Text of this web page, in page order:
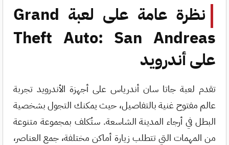
نظرة عامة على لعبة Grand
Theft Auto: San Andreas
على أندرويد
تقدم لعبة جاتا سان أندرياس على أجهزة الأندرويد تجربة
عالم مفتوح غنية بالتفاصيل، حيث يمكنك التجول بشخصية
البطل في أرجاء المدينة الشاسعة. ستُكلف بمجموعة متنوعة
من المهمات التي تتطلب زيارة أماكن مختلفة، جمع العناصر،